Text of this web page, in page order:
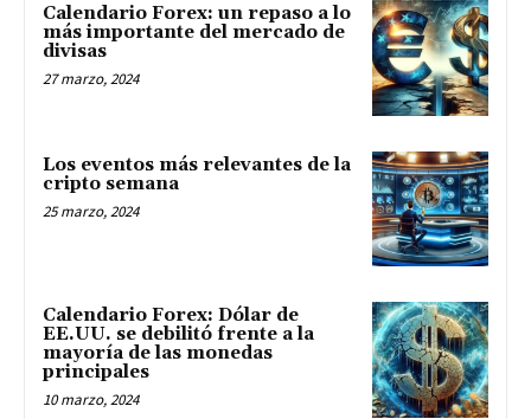
Calendario Forex: un repaso a lo
más importante del mercado de
divisas
27 marzo, 2024
Los eventos más relevantes de la
cripto semana
25 marzo, 2024
Calendario Forex: Dólar de
EE.UU. se debilitó frente a la
mayoría de las monedas
principales
10 marzo, 2024